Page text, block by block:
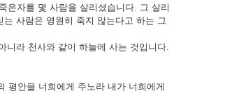
은자를 몇 사람을 살리셨습니다. 그 살리
사람은 영원히 죽지 않는다고 하는 그
니라 천사와 같이 하늘에 사는 것입니다.
평안을 너희에게 주노라 내가 너희에게